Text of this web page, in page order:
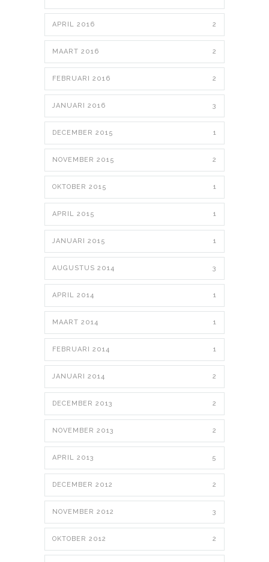
APRIL 2016 2
MAART 2016 2
FEBRUARI 2016 2
JANUARI 2016 3
DECEMBER 2015 1
NOVEMBER 2015 2
OKTOBER 2015 1
APRIL 2015 1
JANUARI 2015 1
AUGUSTUS 2014 3
APRIL 2014 1
MAART 2014 1
FEBRUARI 2014 1
JANUARI 2014 2
DECEMBER 2013 2
NOVEMBER 2013 2
APRIL 2013 5
DECEMBER 2012 2
NOVEMBER 2012 3
OKTOBER 2012 2